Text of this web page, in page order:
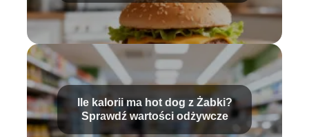
Ile kalorii ma hot dog z Żabki?
Sprawdź wartości odżywcze